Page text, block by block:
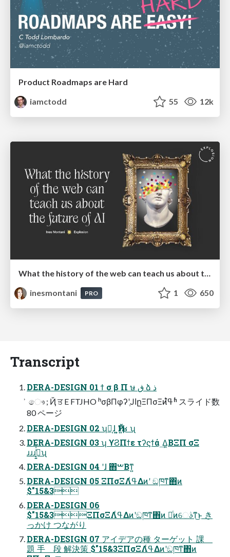
Product Roadmaps are Hard
iamctodd
55 12k
inesmontani
PRO 1 650
Transcript
DERA-DESIGN 01 ϯ σ β Π ษ ڧ ձ ذ
͗ ෞ ; Ҋ ਤ E FTJHO ʰσβΠφʔʹֶͿاըΞΠσΞͷߟ͑ํʱ スライド数
80 ページ
DERA-DESIGN 02 ʮԿ͔ɺ ͍͍Ҋͳ͍ʁ ʯ
DERA-DESIGN 03 ʮ ϒϨΠϯε τʔϛϯά ͢Δ͔ΒΞΠ σΞ
ɹɹɹߟ͓͍͑ͯͯʯ
DERA-DESIGN 04 ʹɺ ΋͏ࠔΒͳ͍
DERA-DESIGN 05 ΞΠσΞΛߟ͑Δͷʹ ඞཁͳ΋ͷ
$"15&3
DERA-DESIGN 06
$"15&3ΞΠσΞΛߟ͑Δͷʹඞཁͳ΋ͷ ೋͭͷେࣄͳ͜ͱ き
っかけ つながり
DERA-DESIGN 07 アイデアの種 ターゲット 課
題 手 段 解決策 $"15&3ΞΠσΞΛߟ͑Δͷʹඞཁͳ΋ͷ